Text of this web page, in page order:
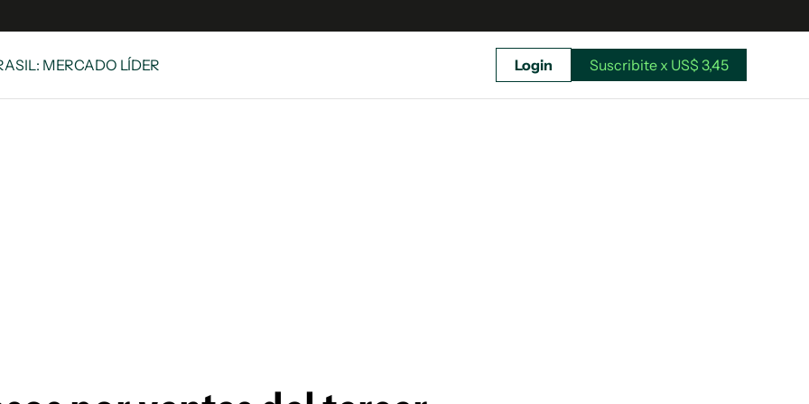
MERCADO LÍDER Login Suscribite x US$ 3,45